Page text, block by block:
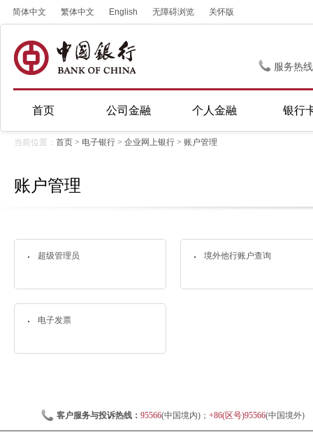
简体中文 繁体中文 English 无障碍浏览 关怀版
服务热
首页 公司金融 个人金融 银行
当前位置： 首页 > 电子银行 > 企业网上银行 > 账户管理
账户管理
超级管理员 境外他行账户查询
电子发票
客户服务与投诉热线： 95566(中国境内)； +86(区号)95566(中国境外)